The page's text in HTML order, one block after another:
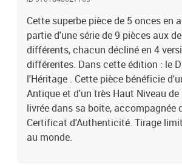
Cette superbe pièce de 5 onces en
partie d'une série de 9 pièces aux
différents, chacun décliné en 4
différentes. Dans cette édition : le
l'Héritage . Cette pièce bénéficie
Antique et d'un très Haut Niveau de
livrée dans sa boite, accompagnée
Certificat d'Authenticité. Tirage
au monde.